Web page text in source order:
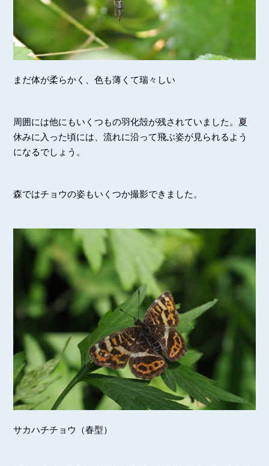
まだ体が柔らかく、色も薄くて瑞々しい
周囲には他にもいくつもの羽化殻が残されていました。夏
休みに入った頃には、流れに沿って飛ぶ姿が見られるよう
になるでしょう。
森ではチョウの姿もいくつか撮影できました。
サカハチチョウ（春型）